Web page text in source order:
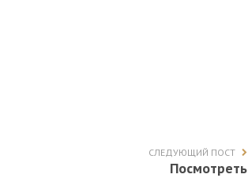
СЛЕДУЮЩИЙ ПОСТ
Посмотреть